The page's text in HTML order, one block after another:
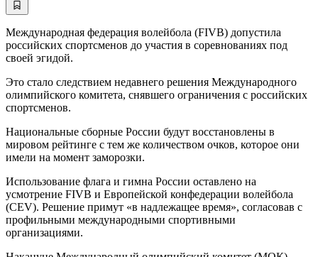
Международная федерация волейбола (FIVB) допустила
российских спортсменов до участия в соревнованиях под
своей эгидой.
Это стало следствием недавнего решения Международного
олимпийского комитета, снявшего ограничения с российских
спортсменов.
Национальные сборные России будут восстановлены в
мировом рейтинге с тем же количеством очков, которое они
имели на момент заморозки.
Использование флага и гимна России оставлено на
усмотрение FIVB и Европейской конфедерации волейбола
(CEV). Решение примут «в надлежащее время», согласовав с
профильными международными спортивными
организациями.